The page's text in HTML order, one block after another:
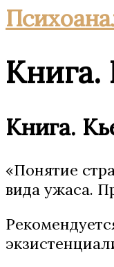
Книга.
Книга.
«Понятие
вида ужаса.